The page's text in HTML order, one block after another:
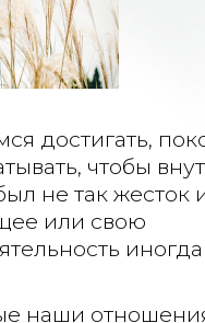
вас
со мной
канале